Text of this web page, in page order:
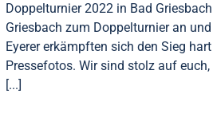
Doppelturnier 2022 in Bad
Griesbach zum Doppelturnier an
Eyerer erkämpften sich den Sieg
Pressefotos. Wir sind stolz auf
[...]